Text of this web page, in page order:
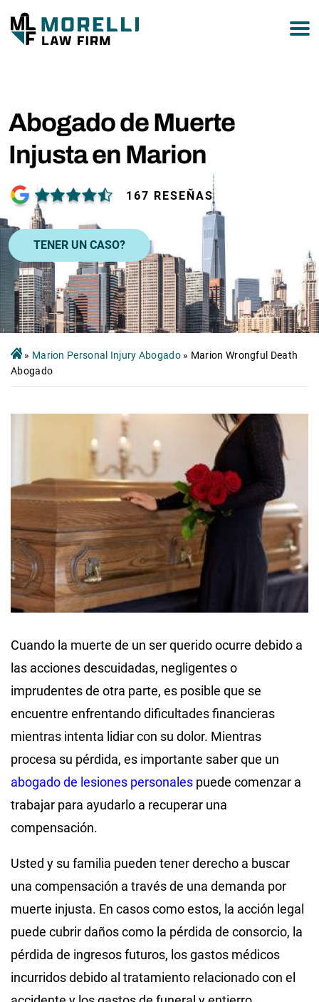
Abogado de Muerte
Injusta en Marion
167 RESEÑAS
TENER UN CASO?
» Marion Personal Injury Abogado» Marion Wrongful Death
Abogado
Cuando la muerte de un ser querido ocurre debido a
las acciones descuidadas, negligentes o
imprudentes de otra parte, es posible que se
encuentre enfrentando dificultades financieras
mientras intenta lidiar con su dolor. Mientras
procesa su pérdida, es importante saber que un
abogado de lesiones personales puede comenzar a
trabajar para ayudarlo a recuperar una
compensación.
Usted y su familia pueden tener derecho a buscar
una compensación a través de una demanda por
muerte injusta. En casos como estos, la acción legal
puede cubrir daños como la pérdida de consorcio, la
pérdida de ingresos futuros, los gastos médicos
incurridos debido al tratamiento relacionado con el